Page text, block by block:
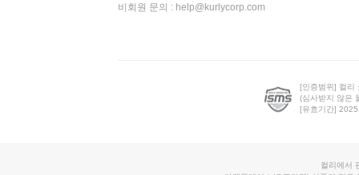
비회원 문의 : help@kurlycorp.com
[인증범위] 컬리
(심사받지 않은
[유효기간]
컬리에서